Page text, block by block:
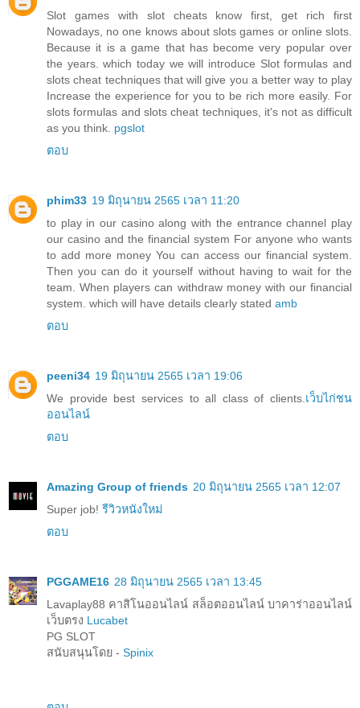
Slot games with slot cheats know first, get rich first
Nowadays, no one knows about slots games or online slots.
Because it is a game that has become very popular over
the years. which today we will introduce Slot formulas and
slots cheat techniques that will give you a better way to play
Increase the experience for you to be rich more easily. For
slots formulas and slots cheat techniques, it's not as difficult
as you think. pgslot
ตอบ
phim33 19 มิถุนายน 2565 เวลา 11:20
to play in our casino along with the entrance channel play
our casino and the financial system For anyone who wants
to add more money You can access our financial system.
Then you can do it yourself without having to wait for the
team. When players can withdraw money with our financial
system. which will have details clearly stated amb
ตอบ
peeni34 19 มิถุนายน 2565 เวลา 19:06
We provide best services to all class of clients. เว็บไก่ชน
ออนไลน์
ตอบ
Amazing Group of friends 20 มิถุนายน 2565 เวลา 12:07
Super job! รีวิวหนังใหม่
ตอบ
PGGAME16 28 มิถุนายน 2565 เวลา 13:45
Lavaplay88 คาสิโนออนไลน์ สล็อตออนไลน์ บาคาร่าออนไลน์
เว็บตรง Lucabet
PG SLOT
สนับสนุนโดย - Spinix